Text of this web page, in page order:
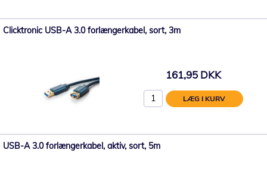
Clicktronic USB-A 3.0 forlængerkabel, sort, 3m
161,95 DKK
LÆG I KURV
USB-A 3.0 forlængerkabel, aktiv, sort, 5m